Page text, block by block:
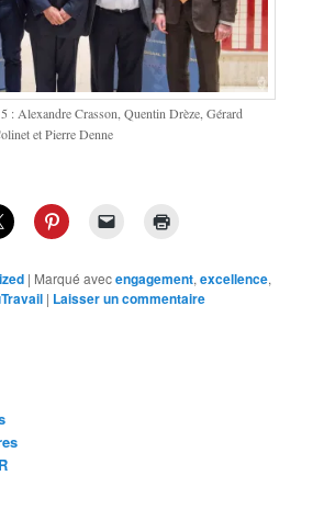
: Alexandre Crasson, Quentin Drèze, Gérard
et Pierre Denne
| Marqué avecengagement,excellence,
| Laisser un commentaire